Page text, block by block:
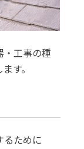
・工事の種
す。
るために